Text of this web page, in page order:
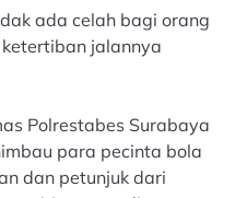
ada celah bagi orang
jalannya
Polrestabes Surabaya
para pecinta bola
dan petunjuk dari